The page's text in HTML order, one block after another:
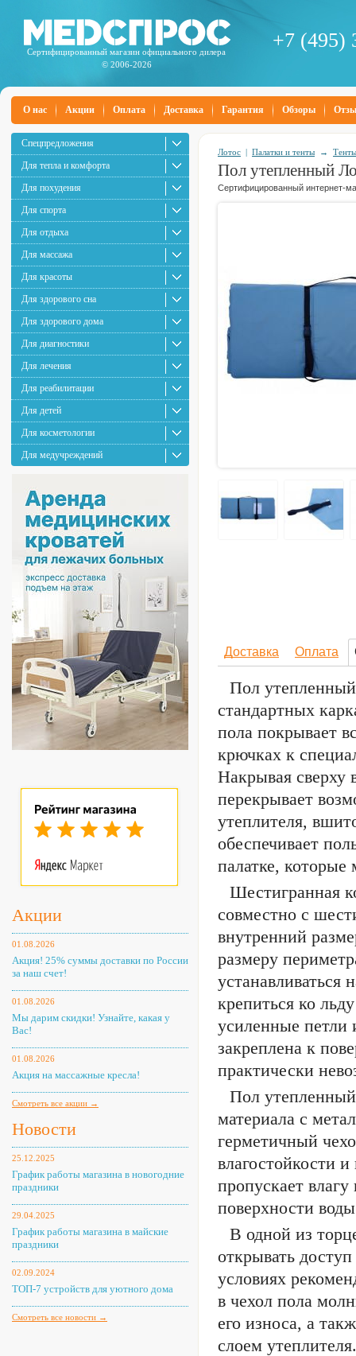
Сертифицированный магазин официального дилера
© 2006-2026
+7 (495)
О нас Акции Оплата Доставка Гарантия Обзоры
Спецпредложения
Для тепла и комфорта
Для похудения
Для спорта
Для отдыха
Для массажа
Для красоты
Для здорового сна
Для здорового дома
Для диагностики
Для лечения
Для реабилитации
Для детей
Для косметологии
Для медучреждений
Акции
01.08.2026
Акция! 25% суммы доставки по России
за наш счет!
01.08.2026
Мы дарим скидки! Узнайте, какая у
Вас!
01.08.2026
Акция на массажные кресла!
Смотреть все акции →
Новости
25.12.2025
График работы магазина в новогодние
праздники
29.04.2025
График работы магазина в майские
праздники
02.09.2024
ТОП-7 устройств для уютного дома
Смотреть все новости →
Лотос | Палатки и тенты →
Пол утепленный
Сертифицированный интернет-
Доставка Оплата
Пол
стандартных
пола покрывает
крючках к
Накрывая
перекрывает
утеплителя,
обеспечивает
палатке,
Шестигранная
совместно с
внутренний
размеру
устанавливаться
крепиться ко
усиленные петли
закреплена к
практически
Пол
материала с
герметичный
влагостойкости
пропускает
поверхности
В одной из
открывать
условиях
в чехол пола
его износа, а
слоем утеплителя.